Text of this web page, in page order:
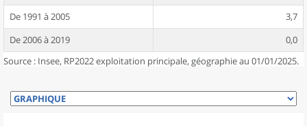
De 1991 à 2005
3,7
De 2006 à 2019
0,0
Source : Insee, RP2022 exploitation principale, géographie au 01/01/2025.